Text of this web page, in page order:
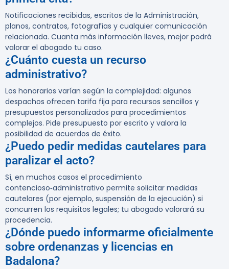
Notificaciones recibidas, escritos de la Administración,
planos, contratos, fotografías y cualquier comunicación
relacionada. Cuanta más información lleves, mejor podrá
valorar el abogado tu caso.
¿Cuánto cuesta un recurso
administrativo?
Los honorarios varían según la complejidad: algunos
despachos ofrecen tarifa fija para recursos sencillos y
presupuestos personalizados para procedimientos
complejos. Pide presupuesto por escrito y valora la
posibilidad de acuerdos de éxito.
¿Puedo pedir medidas cautelares para
paralizar el acto?
Sí, en muchos casos el procedimiento
contencioso‑administrativo permite solicitar medidas
cautelares (por ejemplo, suspensión de la ejecución) si
concurren los requisitos legales; tu abogado valorará su
procedencia.
¿Dónde puedo informarme oficialmente
sobre ordenanzas y licencias en
Badalona?